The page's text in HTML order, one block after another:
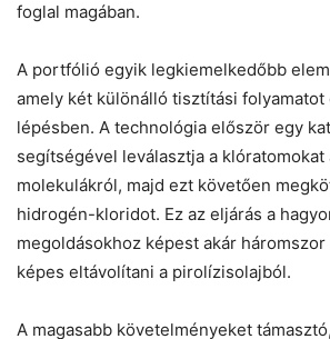
foglal magában.
A portfólió egyik legkiemelkedőbb
amely két különálló tisztítási
lépésben. A technológia először egy
segítségével leválasztja a klóratomokat
molekulákról, majd ezt követően
hidrogén-kloridot. Ez az eljárás a
megoldásokhoz képest akár
képes eltávolítani a pirolízisolajból.
A magasabb követelményeket